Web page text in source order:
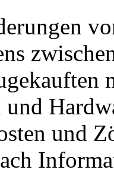
und